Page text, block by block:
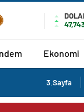
Ekonomi
3.Sayfa